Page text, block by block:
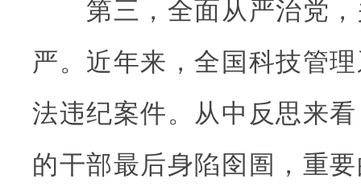
第三，全面从严治党，
严。近年来，全国科技管
法违纪案件。从中反思来
的干部最后身陷囹圄，重